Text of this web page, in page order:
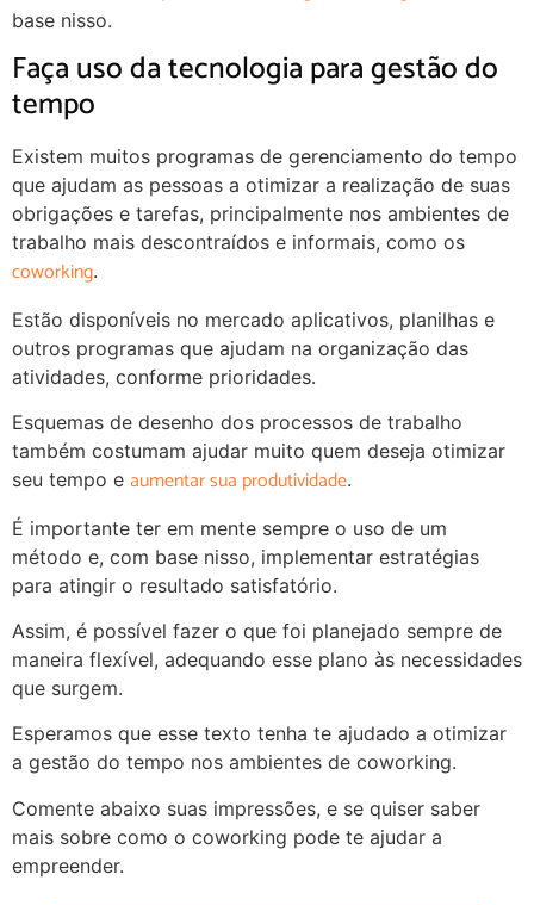
base nisso.
Faça uso da tecnologia para gestão do
tempo
Existem muitos programas de gerenciamento do tempo
que ajudam as pessoas a otimizar a realização de suas
obrigações e tarefas, principalmente nos ambientes de
trabalho mais descontraídos e informais, como os
coworking.
Estão disponíveis no mercado aplicativos, planilhas e
outros programas que ajudam na organização das
atividades, conforme prioridades.
Esquemas de desenho dos processos de trabalho
também costumam ajudar muito quem deseja otimizar
seu tempo e aumentar sua produtividade.
É importante ter em mente sempre o uso de um
método e, com base nisso, implementar estratégias
para atingir o resultado satisfatório.
Assim, é possível fazer o que foi planejado sempre de
maneira flexível, adequando esse plano às necessidades
que surgem.
Esperamos que esse texto tenha te ajudado a otimizar
a gestão do tempo nos ambientes de coworking.
Comente abaixo suas impressões, e se quiser saber
mais sobre como o coworking pode te ajudar a
empreender.